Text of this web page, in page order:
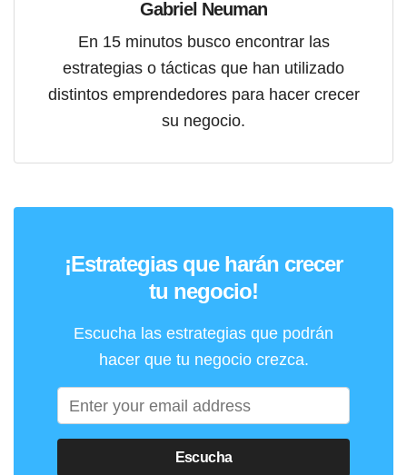
Gabriel Neuman
En 15 minutos busco encontrar las
estrategias o tácticas que han utilizado
distintos emprendedores para hacer crecer
su negocio.
¡Estrategias que harán crecer
tu negocio!
Escucha las estrategias que podrán
hacer que tu negocio crezca.
Escucha